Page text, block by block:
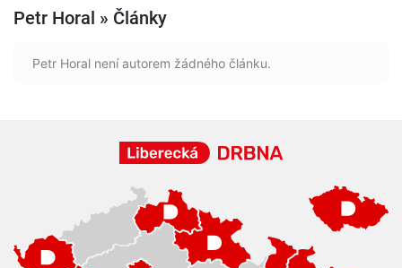
Petr Horal » Články
Petr Horal není autorem žádného článku.